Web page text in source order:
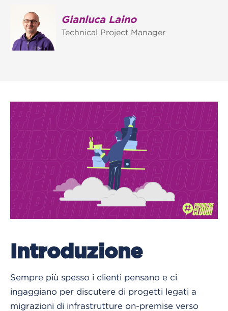
Gianluca Laino
Technical Project Manager
Introduzione
Sempre più spesso i clienti pensano e ci
ingaggiano per discutere di progetti legati a
migrazioni di infrastrutture on-premise verso